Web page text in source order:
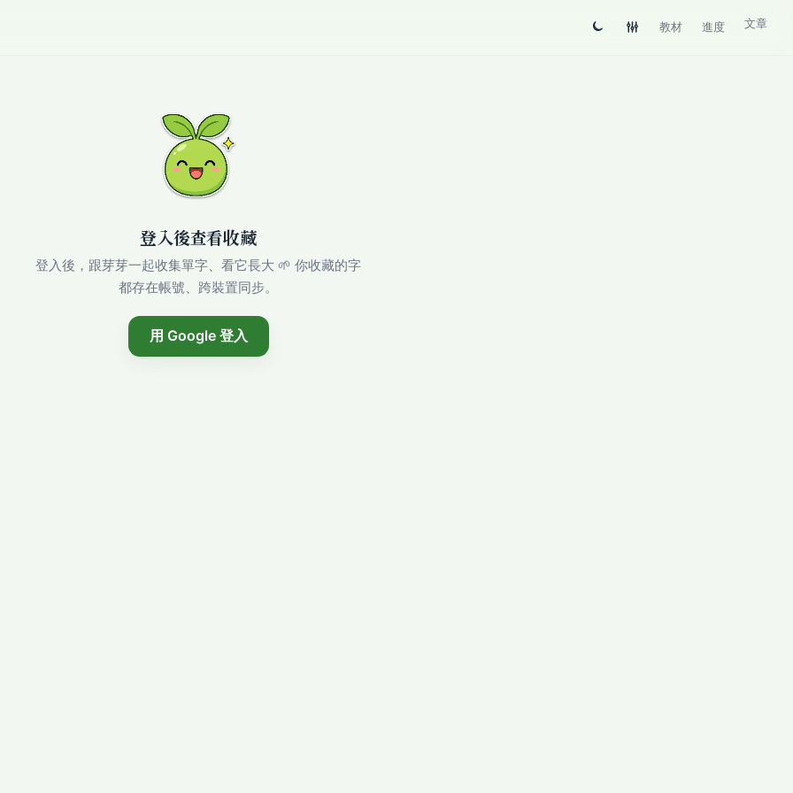
教材 進度 文章
登入後查看收藏
登入後，跟芽芽一起收集單字、看它長大 🌱 你收藏的字
都存在帳號、跨裝置同步。
用 Google 登入